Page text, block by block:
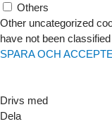
Others
Other uncategorized
have not been
SPARA OCH
Drivs med